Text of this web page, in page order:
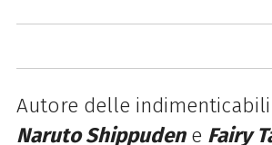
Autore delle
Naruto Shippudene Fairy